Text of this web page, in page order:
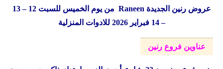
عروض رنين الجديدة Raneen
من يوم الخميس للسبت 12 – 13
– 14 فبراير 2026 للادوات المنزلية
عناوين فروع رنين